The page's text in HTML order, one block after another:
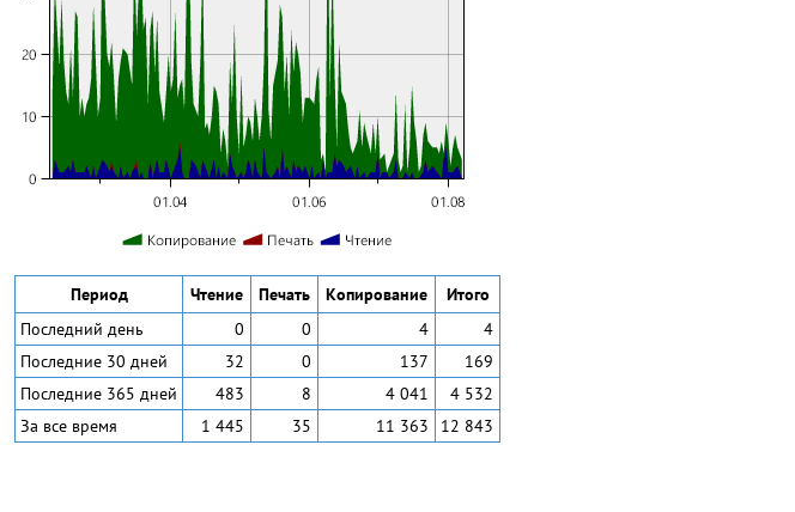
Период Чтение Печать Копирование
Итого
Последний день
0 0 4
4
Последние 30 дней
32 0 137
169
Последние 365 дней
483 8 4 041
4 532
За все время
1 445 35 11 363 12 843